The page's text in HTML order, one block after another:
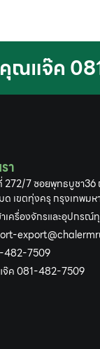
คุณแจ๊ค
า
272/7 ซอยพุทธบูชา
ด เขตทุ่งครุ กรุงเทพม
าเครื่องจักรและอุปกรณ์
482-7509
ค 081-482-7509